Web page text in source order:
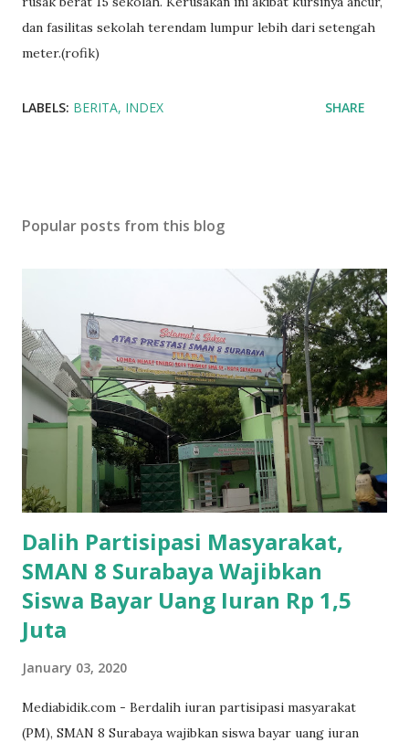
dan fasilitas sekolah terendam lumpur lebih dari setengah
meter.(rofik)
LABELS: BERITA INDEX SHARE
Popular posts from this blog
Dalih Partisipasi Masyarakat,
SMAN 8 Surabaya Wajibkan
Siswa Bayar Uang Iuran Rp 1,5
Juta
January 03, 2020
Mediabidik.com - Berdalih iuran partisipasi masyarakat
(PM), SMAN 8 Surabaya wajibkan siswa bayar uang iuran